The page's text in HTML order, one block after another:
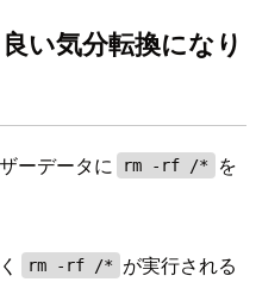
い気分転換になり
ーデータに rm -rf /*
を
rm -rf /* が実行される